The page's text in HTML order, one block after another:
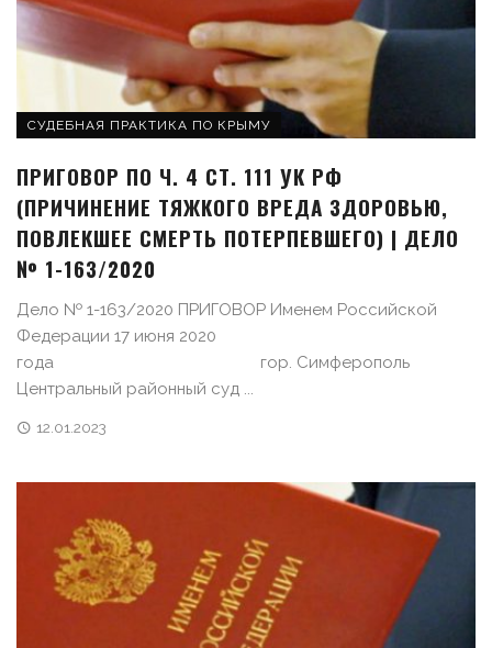
СУДЕБНАЯ ПРАКТИКА ПО КРЫМУ
ПРИГОВОР ПО Ч. 4 СТ. 111 УК РФ
(ПРИЧИНЕНИЕ ТЯЖКОГО ВРЕДА ЗДОРОВЬЮ,
ПОВЛЕКШЕЕ СМЕРТЬ ПОТЕРПЕВШЕГО) | ДЕЛО
№ 1-163/2020
Дело № 1-163/2020 ПРИГОВОР Именем Российской
Федерации 17 июня 2020
года гор. Симферополь
Центральный районный суд ...
12.01.2023